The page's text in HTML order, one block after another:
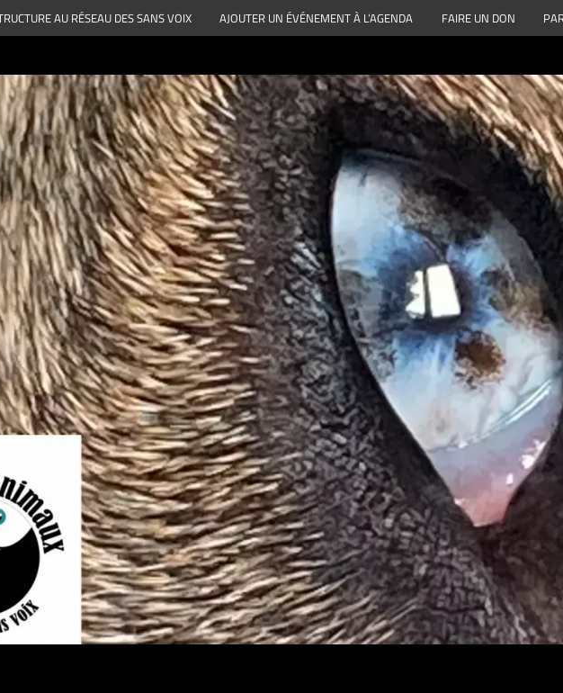
AU RÉSEAU DES SANS VOIX AJOUTER UN ÉVÉNEMENT À L’AGENDA FAIRE UN DON